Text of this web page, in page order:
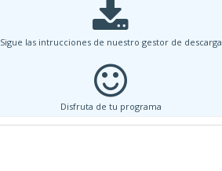
Sigue las intrucciones de nuestro gestor de descarga
Disfruta de tu programa